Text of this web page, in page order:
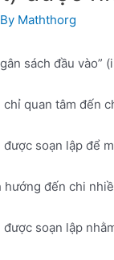
Maththorg
sách đầu vào”
chỉ quan tâm đến
được soạn lập để
hướng đến chi
được soạn lập